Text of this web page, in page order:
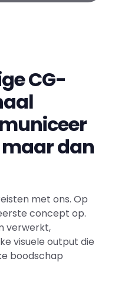
CG-
dan
met ons. Op
concept op.
verwerkt,
visuele output die
boodschap